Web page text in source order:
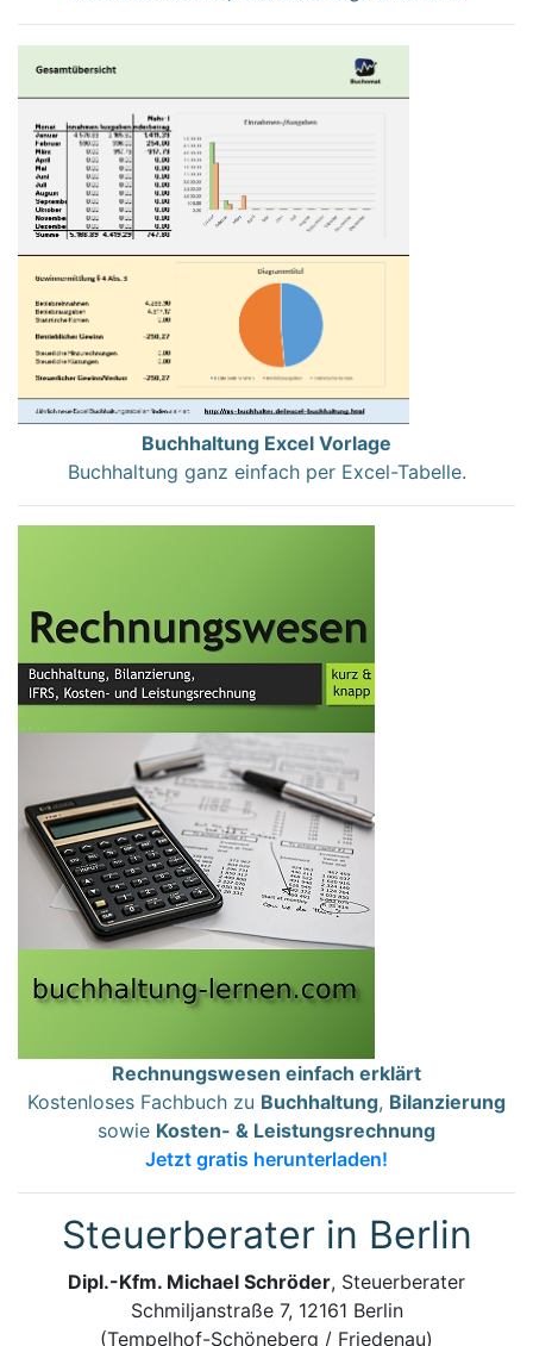
Buchhaltung Excel Vorlage
Buchhaltung ganz einfach per Excel-Tabelle.
Rechnungswesen einfach erklärt
Kostenloses Fachbuch zu Buchhaltung, Bilanzierung
sowie Kosten- & Leistungsrechnung
Jetzt gratis herunterladen!
Steuerberater in Berlin
Dipl.-Kfm. Michael Schröder, Steuerberater
Schmiljanstraße 7, 12161 Berlin
(Tempelhof-Schöneberg / Friedenau)